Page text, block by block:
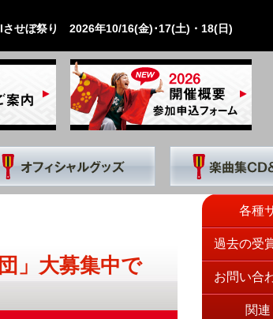
させぼ祭り 2026年10/16(金)･17(土)・18(日)
」大募集中で
各種
過去の受
お問い合
関連